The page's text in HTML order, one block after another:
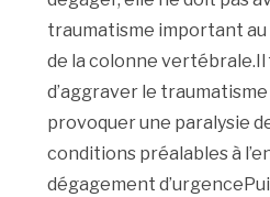
traumatisme important au
de la colonne
d’aggraver le traumatisme
provoquer une paralysie
conditions préalables à
dégagement